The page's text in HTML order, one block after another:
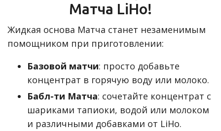
Матча LiHo!
Жидкая основа Матча станет незаменимым
помощником при приготовлении:
Базовой матчи: просто добавьте
концентрат в горячую воду или молоко.
Бабл-ти Матча: сочетайте концентрат с
шариками тапиоки, водой или молоком
и различными добавками от LiHo.